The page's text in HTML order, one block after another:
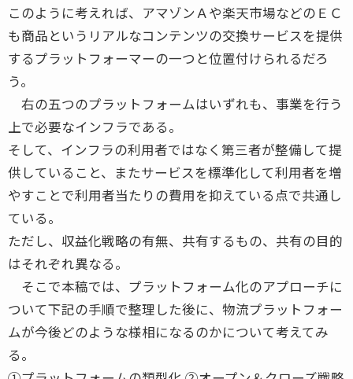
このように考えれば、アマゾンＡや楽天市場などのＥＣ
も商品というリアルなコンテンツの交換サービスを提供
するプラットフォーマーの一つと位置付けられるだろ
う。
右の五つのプラットフォームはいずれも、事業を行う
上で必要なインフラである。
そして、インフラの利用者ではなく第三者が整備して提
供していること、またサービスを標準化して利用者を増
やすことで利用者当たりの費用を抑えている点で共通し
ている。
ただし、収益化戦略の有無、共有するもの、共有の目的
はそれぞれ異なる。
そこで本稿では、プラットフォーム化のアプローチに
ついて下記の手順で整理した後に、物流プラットフォー
ムが今後どのような様相になるのかについて考えてみ
る。